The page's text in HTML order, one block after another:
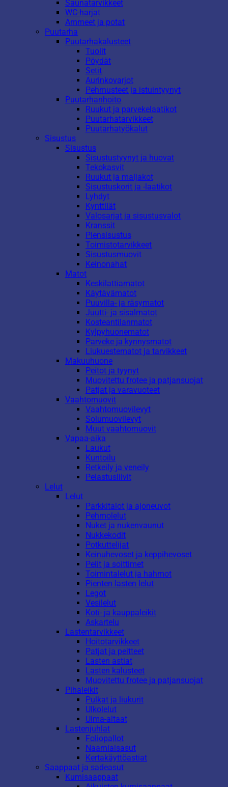
Saunatarvikkeet
WC-harjat
Ammeet ja potat
Puutarha
Puutarhakalusteet
Tuolit
Pöydät
Setit
Aurinkovarjot
Pehmusteet ja istuintyynyt
Puutarhanhoito
Ruukut ja parvekelaatikot
Puutarhatarvikkeet
Puutarhatyökalut
Sisustus
Sisustus
Sisustustyynyt ja huovat
Tekokasvit
Ruukut ja maljakot
Sisustuskorit ja -laatikot
Lyhdyt
Kynttilät
Valosarjat ja sisustusvalot
Kranssit
Piensisustus
Toimistotarvikkeet
Sisustusmuovit
Keinonahat
Matot
Keskilattiamatot
Käytävämatot
Puuvilla- ja räsymatot
Juutti- ja sisalmatot
Kosteantilanmatot
Kylpyhuonematot
Parveke ja kynnysmatot
Liukuestematot ja tarvikkeet
Makuuhuone
Peitot ja tyynyt
Muovitettu frotee ja patjansuojat
Patjat ja varavuoteet
Vaahtomuovit
Vaahtomuovilevyt
Solumuovilevyt
Muut vaahtomuovit
Vapaa-aika
Laukut
Kuntoilu
Retkeily ja veneily
Pelastusliivit
Lelut
Lelut
Parkkitalot ja ajoneuvot
Pehmolelut
Nuket ja nukenvaunut
Nukkekodit
Potkuttelijat
Keinuhevoset ja keppihevoset
Pelit ja soittimet
Toimintalelut ja hahmot
Pienten lasten lelut
Legot
Vesilelut
Koti- ja kauppaleikit
Askartelu
Lastentarvikkeet
Hoitotarvikkeet
Patjat ja peitteet
Lasten astiat
Lasten kalusteet
Muovitettu frotee ja patjansuojat
Pihaleikit
Pulkat ja liukurit
Ulkolelut
Uima-altaat
Lastenjuhlat
Foliopallot
Naamiaisasut
Kertakäyttöastiat
Saappaat ja sadeasut
Kumisaappaat